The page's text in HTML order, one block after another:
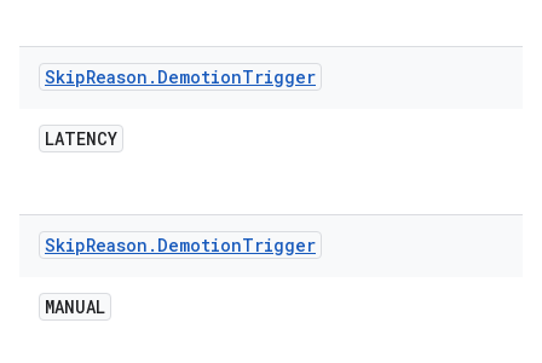
SkipReason . DemotionTrigger
LATENCY
SkipReason . DemotionTrigger
MANUAL